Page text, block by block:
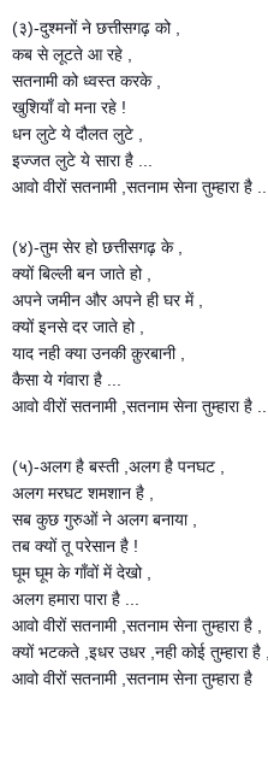
(३)-दुश्मनों ने छत्तीसगढ़ को ,
कब से लूटते आ रहे ,
सतनामी को ध्वस्त करके ,
खुशियाँ वो मना रहे !
धन लुटे ये दौलत लुटे ,
इज्जत लुटे ये सारा है ...
आवो वीरों सतनामी ,सतनाम सेना तुम्हारा है ....
(४)-तुम सेर हो छत्तीसगढ़ के ,
क्यों बिल्ली बन जाते हो ,
अपने जमीन और अपने ही घर में ,
क्यों इनसे दर जाते हो ,
याद नही क्या उनकी क़ुरबानी ,
कैसा ये गंवारा है ...
आवो वीरों सतनामी ,सतनाम सेना तुम्हारा है ...
(५)-अलग है बस्ती ,अलग है पनघट ,
अलग मरघट शमशान है ,
सब कुछ गुरुओं ने अलग बनाया ,
तब क्यों तू परेसान है !
घूम घूम के गाँवों में देखो ,
अलग हमारा पारा है ...
आवो वीरों सतनामी ,सतनाम सेना तुम्हारा है ,
क्यों भटकते ,इधर उधर ,नही कोई तुम्हारा है ,
आवो वीरों सतनामी ,सतनाम सेना तुम्हारा है